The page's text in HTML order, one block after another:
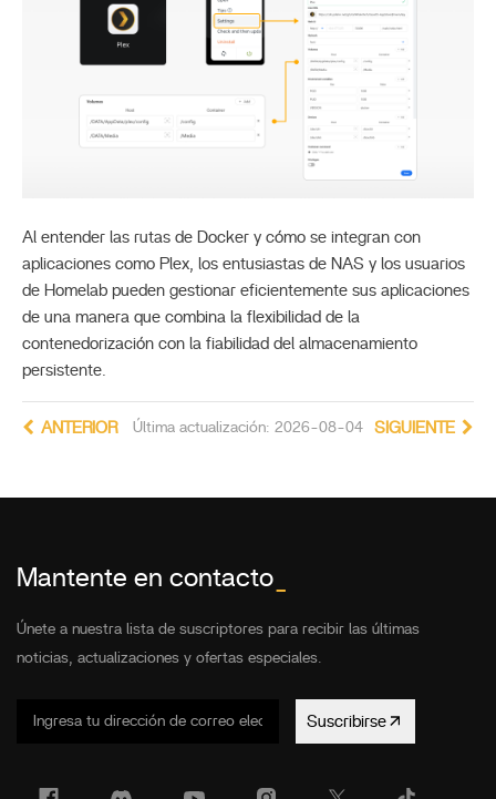
Al entender las rutas de Docker y cómo se integran con
aplicaciones como Plex, los entusiastas de NAS y los usuarios
de Homelab pueden gestionar eficientemente sus aplicaciones
de una manera que combina la flexibilidad de la
contenedorización con la fiabilidad del almacenamiento
persistente.
Última actualización: 2026-08-04
ANTERIOR SIGUIENTE
Mantente en contacto
Únete a nuestra lista de suscriptores para recibir las últimas
noticias, actualizaciones y ofertas especiales.
Suscribirse